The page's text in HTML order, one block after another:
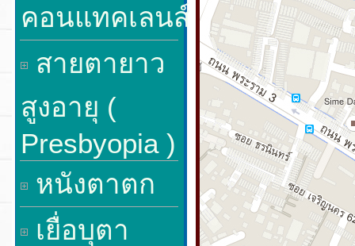
คอนแทคเลนส์
สายตายาว
สูงอายุ (
Presbyopia )
หนังตาตก
เยื่อบุตา